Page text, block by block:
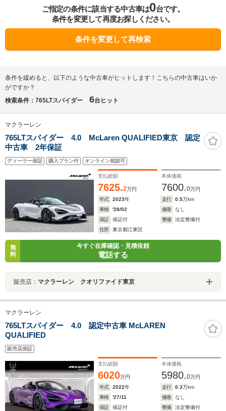
ご指定の条件に該当する中古車は0台です。
条件を変更して再度お探しください。
条件を変更して再検索
条件を緩めると、以下のような中古車がヒットします！こちらの中古車はいか
がですか？
検索条件：765LTスパイダー
6台ヒット
マクラーレン
765LTスパイダー 4.0 McLaren QUALIFIED東京 認定
中古車 2年保証
ディーラー保証 購入プラン付 オンライン相談可
支払総額
7625.2万円
本体価格
7600.0万円
年式
2023年 走行 0.5万km
車検
'28/02 修復
なし
保証
保証付 整備
法定整備付
住所
東京都江東区
無
料
今すぐ在庫確認・見積依頼
電話する
販売店： マクラーレン クオリファイド東京
マクラーレン
765LTスパイダー 4.0 認定中古車 McLAREN
QUALIFIED
販売店保証
支払総額
6020万円
本体価格
5980.0万円
年式
2022年 走行 0.3万km
車検
'27/11 修復
なし
保証
保証付 整備
法定整備付